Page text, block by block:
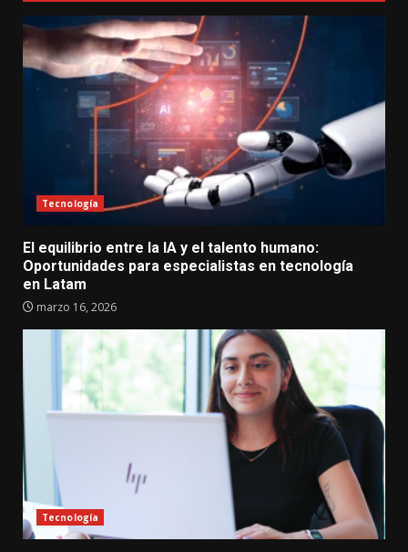
Tecnología
El equilibrio entre la IA y el talento humano:
Oportunidades para especialistas en tecnología
en Latam
marzo 16, 2026
Tecnología